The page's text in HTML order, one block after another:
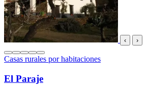
‹ ›
Casas rurales por habitaciones
El Paraje